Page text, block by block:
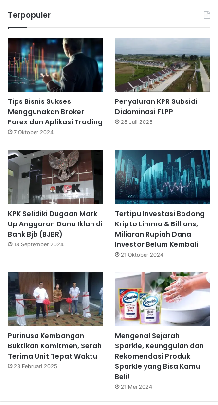
Terpopuler
Tips Bisnis Sukses
Menggunakan Broker
Forex dan Aplikasi Trading
7 Oktober 2024
Penyaluran KPR Subsidi
Didominasi FLPP
28 Juli 2025
KPK Selidiki Dugaan Mark
Up Anggaran Dana Iklan di
Bank Bjb (BJBR)
18 September 2024
Tertipu Investasi Bodong
Kripto Limmo & Billions,
Miliaran Rupiah Dana
Investor Belum Kembali
21 Oktober 2024
Purinusa Kembangan
Buktikan Komitmen, Serah
Terima Unit Tepat Waktu
23 Februari 2025
Mengenal Sejarah
Sparkle, Keunggulan dan
Rekomendasi Produk
Sparkle yang Bisa Kamu
Beli!
21 Mei 2024